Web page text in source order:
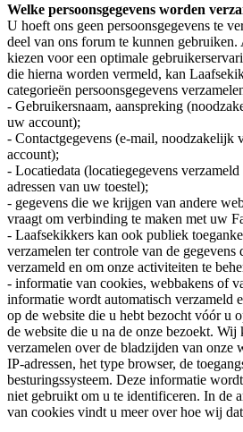
Welke persoonsgegevens worden
U hoeft ons geen persoonsgegevens te
deel van ons forum te kunnen
kiezen voor een optimale
die hierna worden vermeld, kan
categorieën persoonsgegevens
- Gebruikersnaam, aanspreking
uw account);
- Contactgegevens (e-mail, noodzakelijk
account);
- Locatiedata (locatiegegevens
adressen van uw toestel);
- gegevens die we krijgen van andere
vraagt om verbinding te maken met uw
- Laafsekikkers kan ook publiek
verzamelen ter controle van de gegevens
verzameld en om onze activiteiten te
- informatie van cookies, webbakens of
informatie wordt automatisch verzameld
op de website die u hebt bezocht vóór u
de website die u na de onze bezoekt.
verzamelen over de bladzijden van onze
IP-adressen, het type browser, de
besturingssysteem. Deze informatie
niet gebruikt om u te identificeren. In de
van cookies vindt u meer over hoe wij